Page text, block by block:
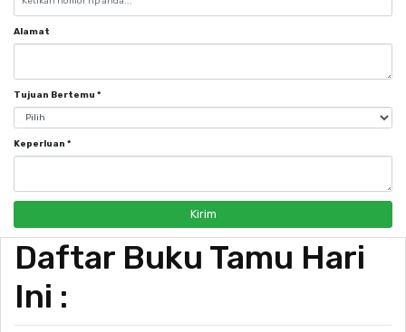
Alamat
Tujuan Bertemu *
Keperluan *
Kirim
Daftar Buku Tamu Hari
Ini :